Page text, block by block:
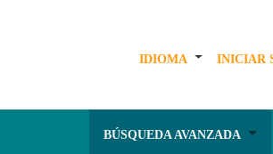
IDIOMA INICIAR
BÚSQUEDA AVANZADA